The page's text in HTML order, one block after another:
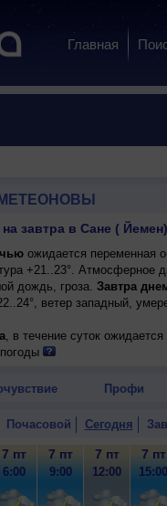
Главная
завтра в Сане ( Йемен)
ожидается переменная
+21..23°. Атмосферное
дождь, гроза. Завтра
ветер западный,
, в течение суток
гроза; ночью +21..23°,
Профи
Почасовой Сегодня
7 пт
6:00
7 пт
9:00
7 пт
12:00
7 пт
15:00